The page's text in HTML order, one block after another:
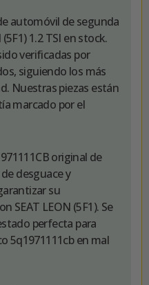
automóvil de segunda
1.2 TSI en stock.
verificadas por
siguiendo los más
Nuestras piezas están
marcado por el
original de
desguace y
su
SEAT LEON (5F1). Se
perfecta para
5q1971111cb en mal